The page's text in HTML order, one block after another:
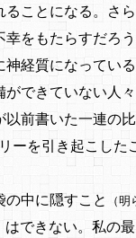
ることになる。さ
をもたらすだろう
神経質になってい
できていない人
以前書いた一連の
ーを引き起こした
中に隠すこと
（
はできない。私の